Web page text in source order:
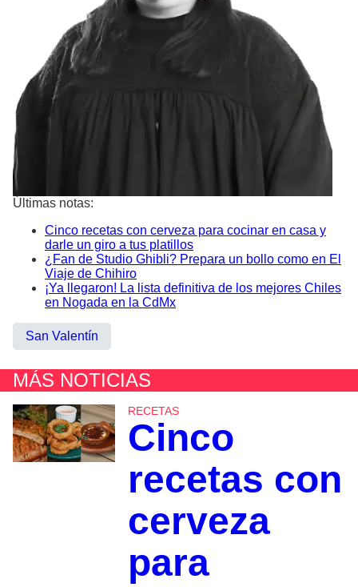
Últimas notas:
Cinco recetas con cerveza para cocinar en casa y
darle un giro a tus platillos
¿Fan de Studio Ghibli? Prepara un bollo como en El
Viaje de Chihiro
¡Ya llegaron! La lista definitiva de los mejores Chiles
en Nogada en la CdMx
San Valentín
MÁS NOTICIAS
RECETAS
Cinco
recetas con
cerveza
para